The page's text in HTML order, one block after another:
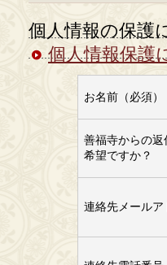
個人情報の保護
個人情報保護
お名前（必須）
善福寺からの
希望ですか？
連絡先メールア